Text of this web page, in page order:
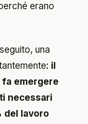
erano
una
il
fa emergere
necessari
del lavoro